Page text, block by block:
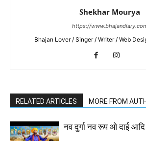
Shekhar Mourya
https://
Bhajan Lover / Singer / Writer / Web
RELATED ARTICLES MORE FROM
नव दुर्गा नव रूप ओ दाई आदि